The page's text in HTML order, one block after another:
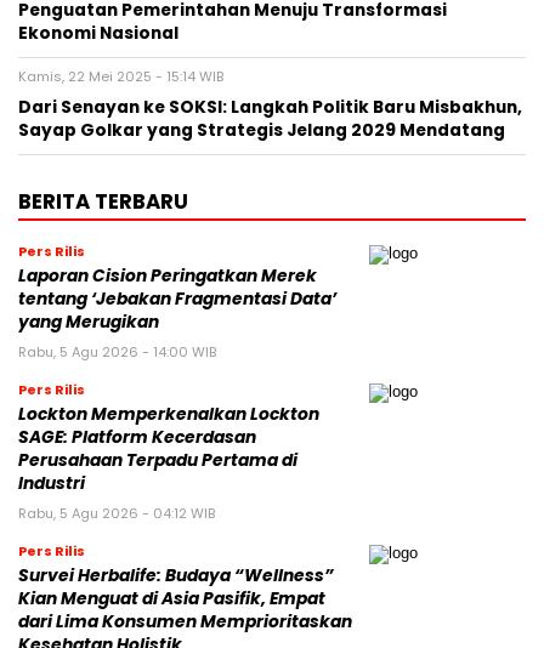
Penguatan Pemerintahan Menuju Transformasi
Ekonomi Nasional
Kamis, 22 Mei 2025 - 15:14 WIB
Dari Senayan ke SOKSI: Langkah Politik Baru Misbakhun,
Sayap Golkar yang Strategis Jelang 2029 Mendatang
BERITA TERBARU
Pers Rilis
Laporan Cision Peringatkan Merek
tentang ‘Jebakan Fragmentasi Data’
yang Merugikan
Rabu, 5 Agu 2026 - 14:00 WIB
Pers Rilis
Lockton Memperkenalkan Lockton
SAGE: Platform Kecerdasan
Perusahaan Terpadu Pertama di
Industri
Rabu, 5 Agu 2026 - 04:12 WIB
Pers Rilis
Survei Herbalife: Budaya “Wellness”
Kian Menguat di Asia Pasifik, Empat
dari Lima Konsumen Memprioritaskan